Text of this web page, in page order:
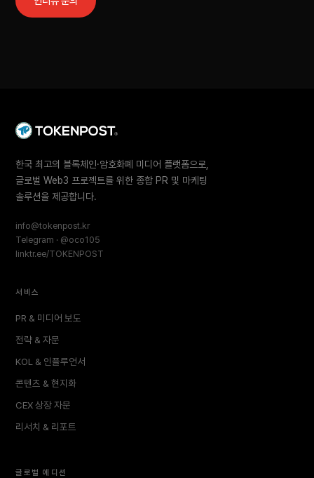
한국 최고의 블록체인·암호화폐 미디어 플랫폼으로,
글로벌 Web3 프로젝트를 위한 종합 PR 및 마케팅
솔루션을 제공합니다.
info@tokenpost.kr
Telegram · @oco105
linktr.ee/TOKENPOST
서비스
PR & 미디어 보도
전략 & 자문
KOL & 인플루언서
콘텐츠 & 현지화
CEX 상장 자문
리서치 & 리포트
글로벌 에디션